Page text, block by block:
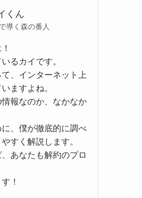
くん
導く森の番人
るカイです。
、インターネット上
ますよね。
報なのか、なかなか
、僕が徹底的に調べ
すく解説します。
あなたも解約のプロ
！